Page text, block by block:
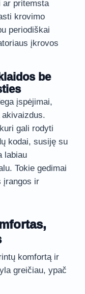
ar pritemsta
krovimo
periodiškai
įkrovos
be
įspėjimai,
gali rodyti
kodai, susiję su
labiau
Tokie gedimai
įrangos ir
komfortą ir
greičiau, ypač